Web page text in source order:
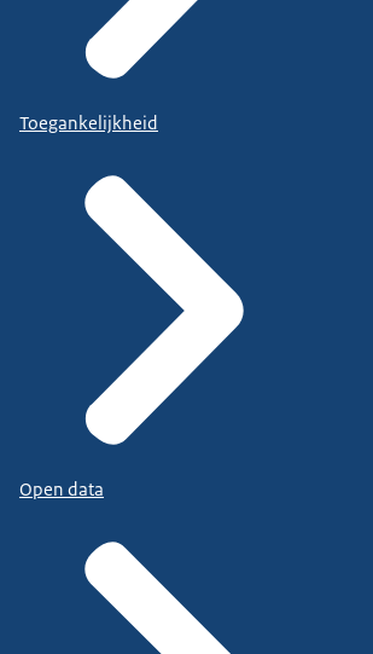
Toegankelijkheid
Open data